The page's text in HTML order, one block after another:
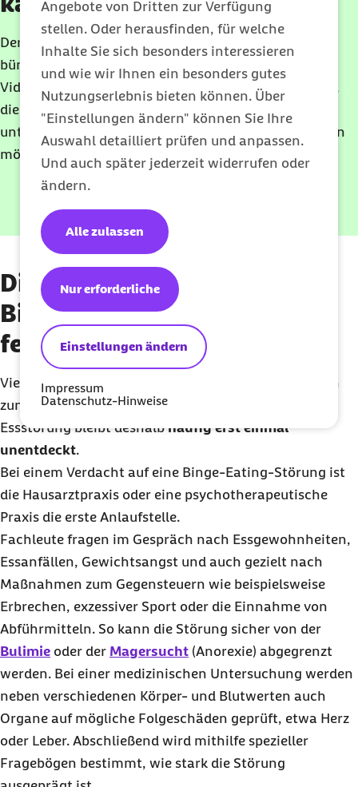
Angebote von Dritten zur Verfügung
stellen. Oder herausfinden, für welche
Inhalte Sie sich besonders interessieren
und wie wir Ihnen ein besonders gutes
Nutzungserlebnis bieten können. Über
"Einstellungen ändern" können Sie Ihre
Auswahl detailliert prüfen und anpassen.
Und auch später jederzeit widerrufen oder
ändern.
Einstellungen ändern
Nur erforderliche
Alle zulassen
Impressum
Datenschutz-Hinweise
Der kostenfreieOnline-Kurs „Mentale Erste Hilfe“
bündelt alles Wichtige zum Thema in kompakten
Videoeinheiten mit vielen praktischen Tipps. Für alle,
die Menschen mit psychischen Erkrankungen
unterstützen und sich über Hilfsangebote informieren
möchten.
Jetzt anmelden
Diagnose: Wie wird eine
Binge-Eating-Störung
festgestellt?
Viele Betroffene und auch Ärzte und Ärztinnen sehen
zunächst nur das Übergewicht als Baustelle. Die
Essstörung bleibt deshalb häufig erst einmal
unentdeckt.
Bei einem Verdacht auf eine Binge-Eating-Störung ist
die Hausarztpraxis oder eine psychotherapeutische
Praxis die erste Anlaufstelle.
Fachleute fragen im Gespräch nach Essgewohnheiten,
Essanfällen, Gewichtsangst und auch gezielt nach
Maßnahmen zum Gegensteuern wie beispielsweise
Erbrechen, exzessiver Sport oder die Einnahme von
Abführmitteln. So kann die Störung sicher von der
Bulimie oder der Magersucht (Anorexie) abgegrenzt
werden. Bei einer medizinischen Untersuchung werden
neben verschiedenen Körper- und Blutwerten auch
Organe auf mögliche Folgeschäden geprüft, etwa Herz
oder Leber. Abschließend wird mithilfe spezieller
Fragebögen bestimmt, wie stark die Störung